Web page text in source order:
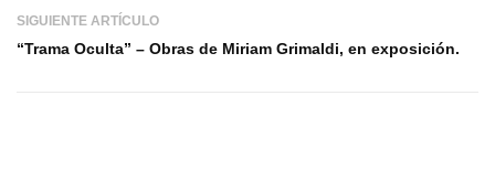
SIGUIENTE ARTÍCULO
“Trama Oculta” – Obras de Miriam Grimaldi, en exposición.